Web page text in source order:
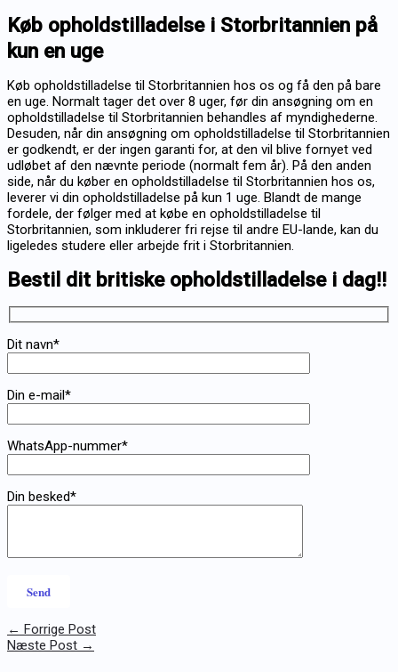
Køb opholdstilladelse i Storbritannien på
kun en uge
Køb opholdstilladelse til Storbritannien hos os og få den på bare
en uge. Normalt tager det over 8 uger, før din ansøgning om en
opholdstilladelse til Storbritannien behandles af myndighederne.
Desuden, når din ansøgning om opholdstilladelse til Storbritannien
er godkendt, er der ingen garanti for, at den vil blive fornyet ved
udløbet af den nævnte periode (normalt fem år). På den anden
side, når du køber en opholdstilladelse til Storbritannien hos os,
leverer vi din opholdstilladelse på kun 1 uge. Blandt de mange
fordele, der følger med at købe en opholdstilladelse til
Storbritannien, som inkluderer fri rejse til andre EU-lande, kan du
ligeledes studere eller arbejde frit i Storbritannien.
Bestil dit britiske opholdstilladelse i dag!!
Dit navn*
Din e-mail*
WhatsApp-nummer*
Din besked*
← Forrige Post
Næste Post →